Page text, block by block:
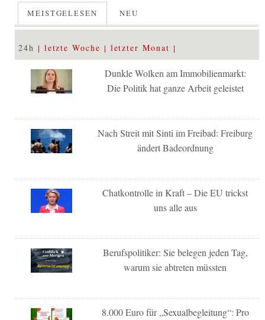
MEISTGELESEN NEU
24h letzte Woche letzter Monat
Dunkle Wolken am Immobilienmarkt:
Die Politik hat ganze Arbeit geleistet
Nach Streit mit Sinti im Freibad: Freiburg
ändert Badeordnung
Chatkontrolle in Kraft – Die EU trickst
uns alle aus
Berufspolitiker: Sie belegen jeden Tag,
warum sie abtreten müssten
8.000 Euro für „Sexualbegleitung“: Pro